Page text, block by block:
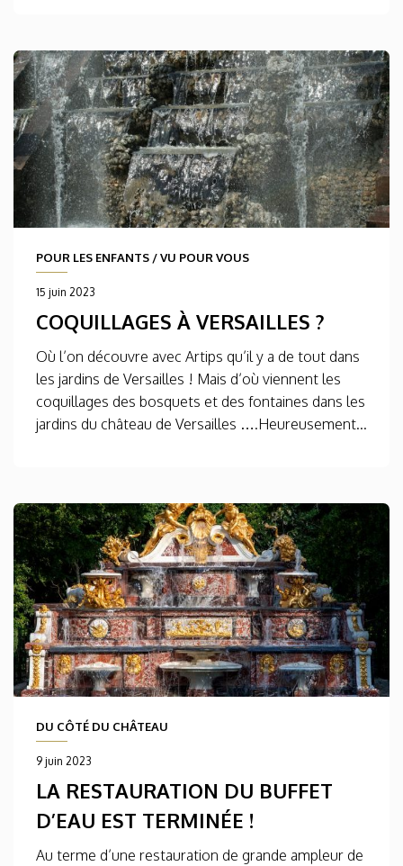
POUR LES ENFANTS /VU POUR VOUS
15 juin 2023
COQUILLAGES À VERSAILLES ?
Où l’on découvre avec Artips qu’il y a de tout dans
les jardins de Versailles ! Mais d’où viennent les
coquillages des bosquets et des fontaines dans les
jardins du château de Versailles ….Heureusement...
DU CÔTÉ DU CHÂTEAU
9 juin 2023
LA RESTAURATION DU BUFFET
D’EAU EST TERMINÉE !
Au terme d’une restauration de grande ampleur de